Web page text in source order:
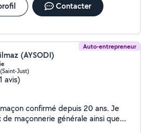
Contacter
Auto-entrepreneur
(AYSODI)
Just)
avis)
confirmé depuis 20 ans. Je
de maçonnerie générale ainsi que